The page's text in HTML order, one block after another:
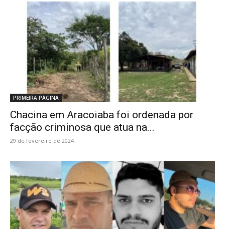
PRIMEIRA PÁGINA
Chacina em Aracoiaba foi ordenada por
facção criminosa que atua na...
29 de fevereiro de 2024